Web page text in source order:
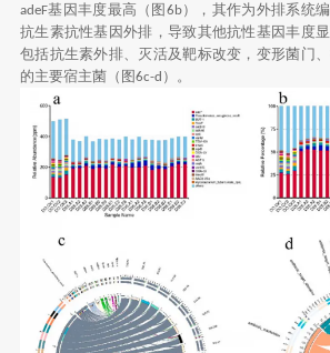
adeF基因丰度最高（图 6b），其作为外排系统
抗生素抗性基因外排，导致其他抗性基因丰度
包括抗生素外排、灭活及靶标改变，变形菌门
的主要宿主菌（图6c-d ）。